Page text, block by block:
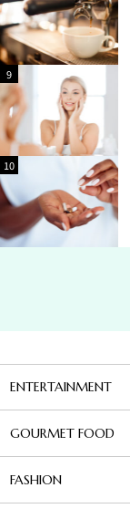
2
9
2
10
ENTERTAINMENT
GOURMET FOOD
FASHION